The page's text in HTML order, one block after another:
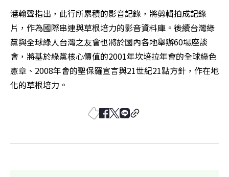
潘翰聲指出，此行所累積的影音記錄，將剪輯拍成記錄
片，作為國際串連與草根培力的影音資料庫。後續台灣綠
黨與全球綠人台灣之友會也將於國內各地舉辦60場座談
會，將基於綠黨核心價值的2001年坎培拉年會的全球綠色
憲章、2008年會的聖保羅宣言與21世紀21點方針，作在地
化的草根培力。